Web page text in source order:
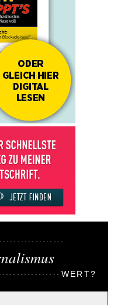
WERT?